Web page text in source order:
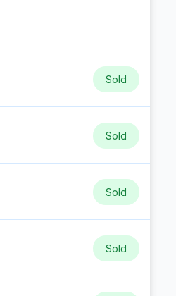
Sold
Sold
Sold
Sold